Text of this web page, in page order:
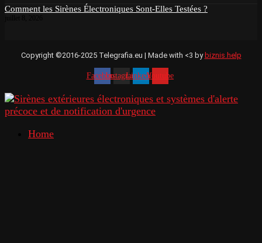
Comment les Sirènes Électroniques Sont-Elles Testées ?
Copyright ©2016-2025 Telegrafia.eu | Made with <3 by biznis.help
FacebookInstagramLinkedinYoutube
Home